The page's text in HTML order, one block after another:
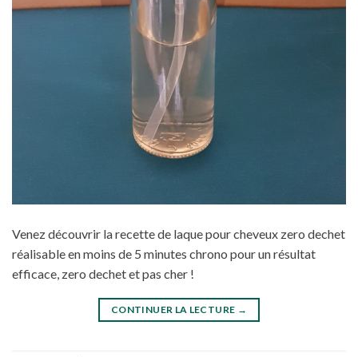
Venez découvrir la recette de laque pour cheveux zero dechet
réalisable en moins de 5 minutes chrono pour un résultat
efficace, zero dechet et pas cher !
CONTINUER LA LECTURE →